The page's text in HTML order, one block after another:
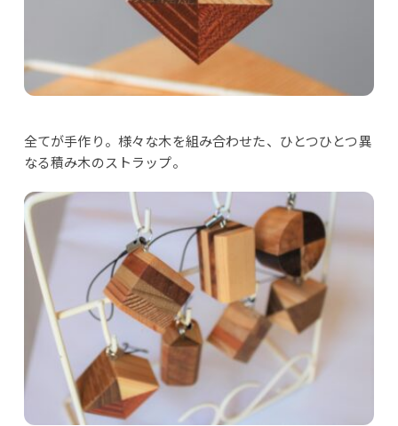
全てが手作り。様々な木を組み合わせた、ひとつひとつ異
なる積み木のストラップ。